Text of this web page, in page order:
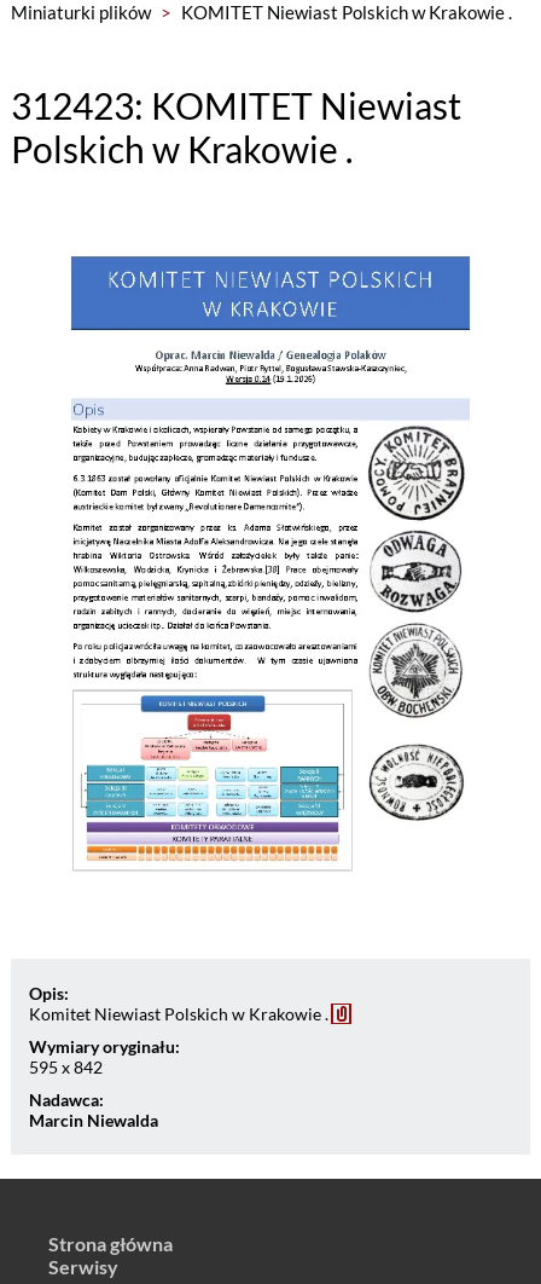
Miniaturki plików > KOMITET Niewiast Polskich w Krakowie .
312423: KOMITET Niewiast
Polskich w Krakowie .
Opis:
Komitet Niewiast Polskich w Krakowie .
Wymiary oryginału:
595 x 842
Nadawca:
Marcin Niewalda
Strona główna
Serwisy